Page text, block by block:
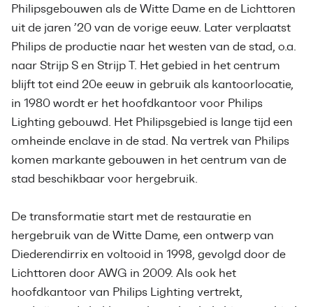
Philipsgebouwen als de Witte Dame en de Lichttoren
uit de jaren ’20 van de vorige eeuw. Later verplaatst
Philips de productie naar het westen van de stad, o.a.
naar Strijp S en Strijp T. Het gebied in het centrum
blijft tot eind 20e eeuw in gebruik als kantoorlocatie,
in 1980 wordt er het hoofdkantoor voor Philips
Lighting gebouwd. Het Philipsgebied is lange tijd een
omheinde enclave in de stad. Na vertrek van Philips
komen markante gebouwen in het centrum van de
stad beschikbaar voor hergebruik.
De transformatie start met de restauratie en
hergebruik van de Witte Dame, een ontwerp van
Diederendirrix en voltooid in 1998, gevolgd door de
Lichttoren door AWG in 2009. Als ook het
hoofdkantoor van Philips Lighting vertrekt,